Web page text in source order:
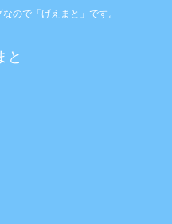
ので「げえまと」です。
と